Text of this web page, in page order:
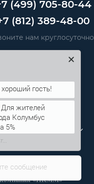
(499) 705-80-44
(812) 389-48-00
нам круглосуточно
info@pkmm.ru
Информация
Категории
Личный кабинет
компания «ПКММ»
сообщение
Здравствуйте, хороший гость!
жителей
Колумбус
5%